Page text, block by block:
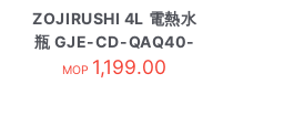
ZOJIRUSHI 4L 電熱水
瓶 GJE-CD-QAQ40-
TA
MOP 1,199.00